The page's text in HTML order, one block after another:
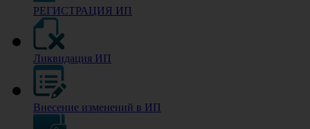
РЕГИСТРАЦИЯ ИП
Ликвидация ИП
Внесение изменений в ИП